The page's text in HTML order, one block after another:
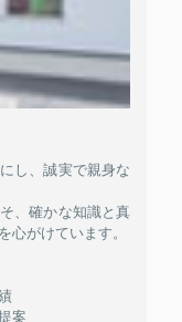
し、誠実で親身な
、確かな知識と真
心がけています。
案